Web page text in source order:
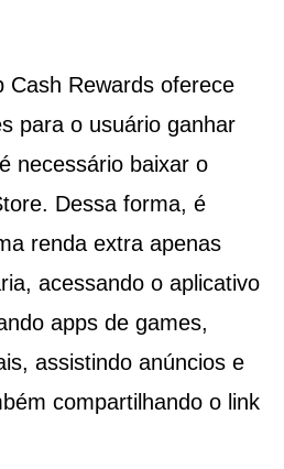
Cash Rewards oferece
para o usuário ganhar
necessário baixar o
Dessa forma, é
renda extra apenas
acessando o aplicativo
apps de games,
assistindo anúncios e
compartilhando o link